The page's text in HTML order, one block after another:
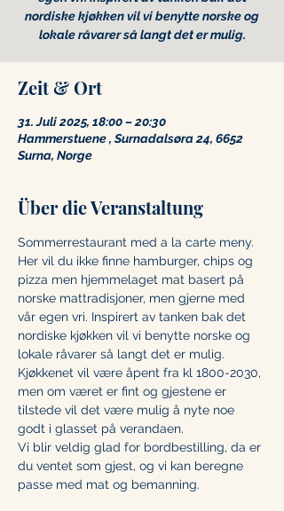
nordiske kjøkken vil vi benytte norske og
lokale råvarer så langt det er mulig.
Zeit & Ort
31. Juli 2025, 18:00 – 20:30
Hammerstuene , Surnadalsøra 24, 6652
Surna, Norge
Über die Veranstaltung
Sommerrestaurant med a la carte meny.
Her vil du ikke finne hamburger, chips og
pizza men hjemmelaget mat basert på
norske mattradisjoner, men gjerne med
vår egen vri. Inspirert av tanken bak det
nordiske kjøkken vil vi benytte norske og
lokale råvarer så langt det er mulig.
Kjøkkenet vil være åpent fra kl 1800-2030,
men om været er fint og gjestene er
tilstede vil det være mulig å nyte noe
godt i glasset på verandaen.
Vi blir veldig glad for bordbestilling, da er
du ventet som gjest, og vi kan beregne
passe med mat og bemanning.